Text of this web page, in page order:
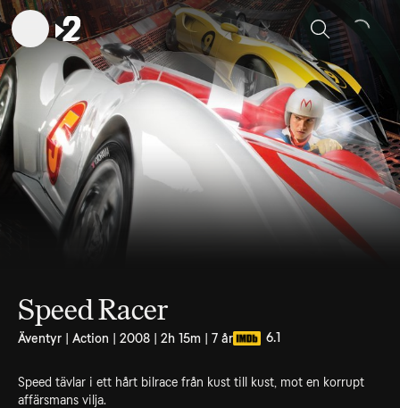
Sök
Speed Racer
Äventyr | Action | 2008 | 2h 15m | 7 år 6.1
Speed tävlar i ett hårt bilrace från kust till kust, mot en korrupt
affärsmans vilja.